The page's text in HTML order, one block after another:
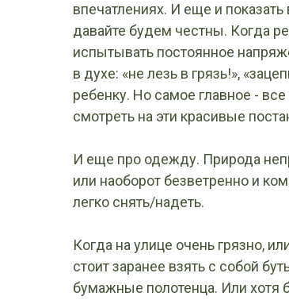
впечатлениях. И еще и
давайте будем честны. Когда
испытывать постоянное
в духе: «не лезь в грязь!»,
ребенку. Но самое главное -
смотреть на эти красивые
И еще про одежду. Природа
или наоборот безветренно и
легко снять/надеть.
Когда на улице очень грязно,
стоит заранее взять с собой
бумажные полотенца. Или хотя